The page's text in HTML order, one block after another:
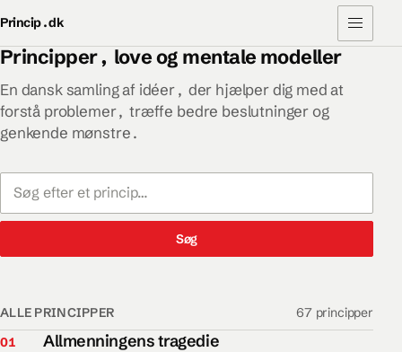
Princip.dk Åbn
Principper, love og mentale modeller
En dansk samling af idéer, der hjælper dig med at
forstå problemer, træffe bedre beslutninger og
genkende mønstre.
Søg i principper
Søg
ALLE PRINCIPPER
67 principper
01
01.
Allmenningens tragedie